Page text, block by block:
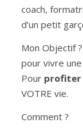
coach,
d’un petit
Mon Objectif
pour vivre une
Pour profiter
VOTRE vie.
Comment ?